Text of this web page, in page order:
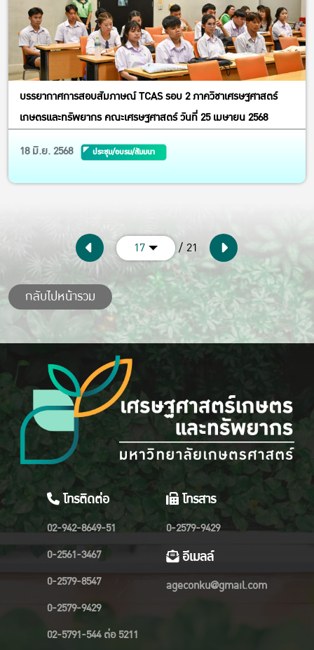
บรรยากาศการสอบสัมภาษณ์ TCAS รอบ 2 ภาควิชาเศรษฐศาสตร์
เกษตรและทรัพยากร คณะเศรษฐศาสตร์ วันที่ 25 เมษายน 2568
18 มิ.ย. 2568
ประชุม/อบรม/สัมมนา
17 / 21
กลับไปหน้ารวม
โทรติดต่อ
02-942-8649-51
0-2561-3467
0-2579-8547
0-2579-9429
02-5791-544 ต่อ 5211
โทรสาร
0-2579-9429
อีเมลล์
ageconku@gmail.com